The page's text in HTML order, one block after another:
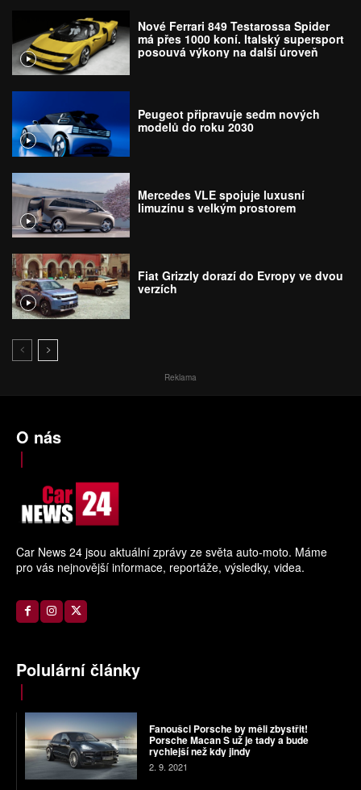
Nové Ferrari 849 Testarossa Spider
má přes 1000 koní. Italský supersport
posouvá výkony na další úroveň
Peugeot připravuje sedm nových
modelů do roku 2030
Mercedes VLE spojuje luxusní
limuzínu s velkým prostorem
Fiat Grizzly dorazí do Evropy ve dvou
verzích
Reklama
O nás
Car News 24 jsou aktuální zprávy ze světa auto-moto. Máme
pro vás nejnovější informace, reportáže, výsledky, videa.
Polulární články
Fanoušci Porsche by měli zbystřit!
Porsche Macan S už je tady a bude
rychlejší než kdy jindy
2. 9. 2021